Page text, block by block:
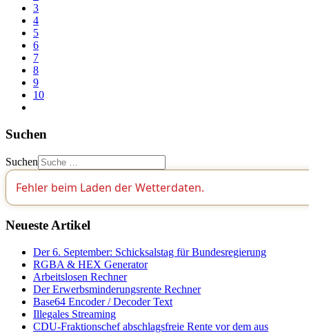
3
4
5
6
7
8
9
10
Suchen
Suchen
Fehler beim Laden der Wetterdaten.
Neueste Artikel
Der 6. September: Schicksalstag für Bundesregierung
RGBA & HEX Generator
Arbeitslosen Rechner
Der Erwerbsminderungsrente Rechner
Base64 Encoder / Decoder Text
Illegales Streaming
CDU-Fraktionschef abschlagsfreie Rente vor dem aus